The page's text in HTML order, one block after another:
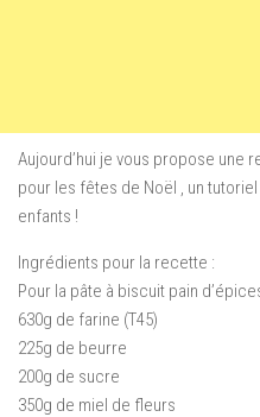
Aujourd’hui je vous propose une
pour les fêtes de Noël , un
enfants !
Ingrédients pour la recette :
Pour la pâte à biscuit pain
630g de farine (T45)
225g de beurre
200g de sucre
350g de miel de fleurs